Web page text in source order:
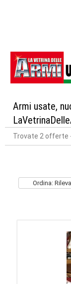
Armi usate,
Trovate 2 offerte
Ordina: